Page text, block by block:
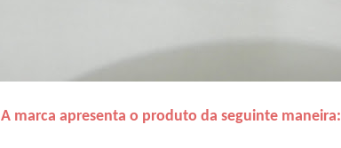
A marca apresenta o produto da seguinte maneira: